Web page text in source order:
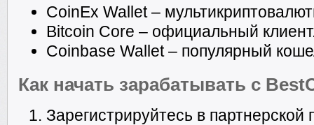
CoinEx Wallet –
Bitcoin Core – официальный
Coinbase Wallet – популярный
Как начать зарабатывать с
Зарегистрируйтесь в партнерской